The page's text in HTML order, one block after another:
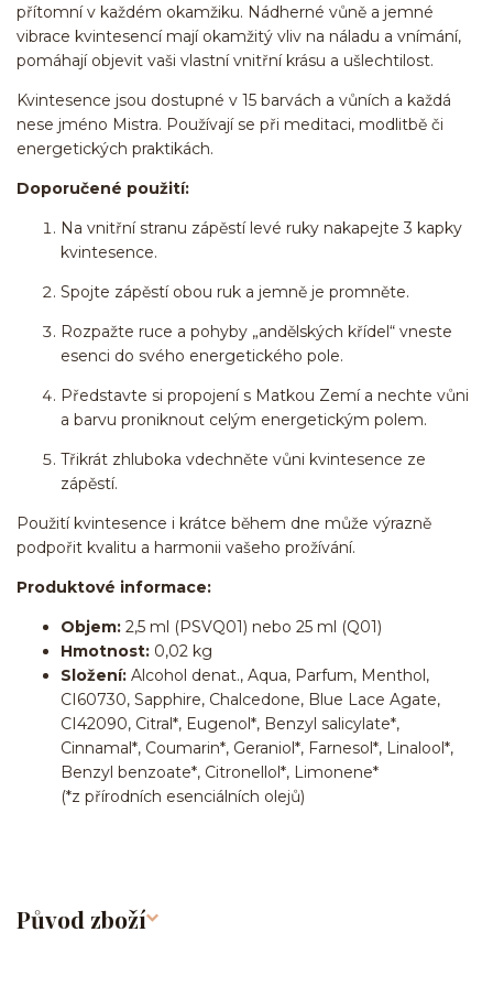
přítomní v každém okamžiku. Nádherné vůně a jemné
vibrace kvintesencí mají okamžitý vliv na náladu a vnímání,
pomáhají objevit vaši vlastní vnitřní krásu a ušlechtilost.
Kvintesence jsou dostupné v 15 barvách a vůních a každá
nese jméno Mistra. Používají se při meditaci, modlitbě či
energetických praktikách.
Doporučené použití:
Na vnitřní stranu zápěstí levé ruky nakapejte 3 kapky
kvintesence.
Spojte zápěstí obou ruk a jemně je promněte.
Rozpažte ruce a pohyby „andělských křídel“ vneste
esenci do svého energetického pole.
Představte si propojení s Matkou Zemí a nechte vůni
a barvu proniknout celým energetickým polem.
Třikrát zhluboka vdechněte vůni kvintesence ze
zápěstí.
Použití kvintesence i krátce během dne může výrazně
podpořit kvalitu a harmonii vašeho prožívání.
Produktové informace:
Objem: 2,5 ml (PSVQ01) nebo 25 ml (Q01)
Hmotnost: 0,02 kg
Složení: Alcohol denat., Aqua, Parfum, Menthol,
CI60730, Sapphire, Chalcedone, Blue Lace Agate,
CI42090, Citral*, Eugenol*, Benzyl salicylate*,
Cinnamal*, Coumarin*, Geraniol*, Farnesol*, Linalool*,
Benzyl benzoate*, Citronellol*, Limonene*
(*z přírodních esenciálních olejů)
Původ zboží